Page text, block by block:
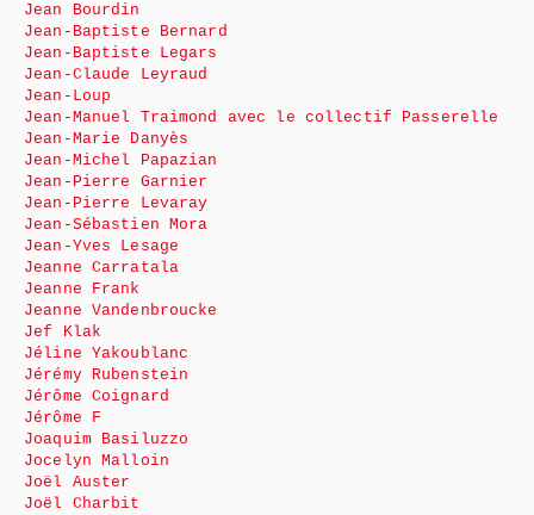
Jean Bourdin
Jean-Baptiste Bernard
Jean-Baptiste Legars
Jean-Claude Leyraud
Jean-Loup
Jean-Manuel Traimond avec le collectif Passerelle
Jean-Marie Danyès
Jean-Michel Papazian
Jean-Pierre Garnier
Jean-Pierre Levaray
Jean-Sébastien Mora
Jean-Yves Lesage
Jeanne Carratala
Jeanne Frank
Jeanne Vandenbroucke
Jef Klak
Jéline Yakoublanc
Jérémy Rubenstein
Jérôme Coignard
Jérôme F
Joaquim Basiluzzo
Jocelyn Malloin
Joël Auster
Joël Charbit